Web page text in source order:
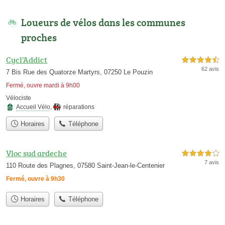
Loueurs de vélos dans les communes
proches
Cycl'Addict
7 Bis Rue des Quatorze Martyrs, 07250 Le Pouzin
Fermé, ouvre mardi à 9h00
4,5 étoiles sur 5
62 avis
Vélociste
Accueil Vélo
réparations
Horaires Téléphone
Vloc sud ardeche
110 Route des Plagnes, 07580 Saint-Jean-le-Centenier
Fermé, ouvre à 9h30
4,0 étoiles sur 5
7 avis
Horaires Téléphone